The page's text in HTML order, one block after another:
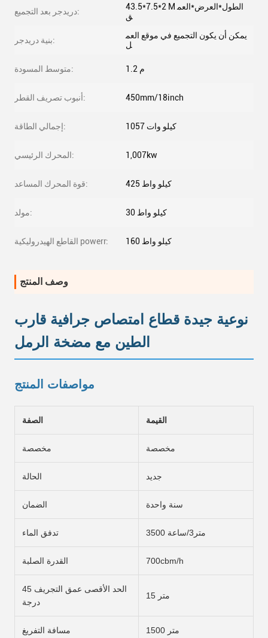
دريدجر بعد التجميع:
43.5*7.5*2 M الطول*العرض*العم
ق
بنية دريدجر:
يمكن أن يكون التجميع في موقع العم
ل
متوسط ​​المسودة: 1.2 م
أنبوب تصريف القطر: 450mm/18inch
إجمالي الطاقة: 1057 كيلو وات
المحرك الرئيسي: 1,007kw
قوة المحرك المساعد: 425 كيلو واط
مولد: 30 كيلو واط
القاطع الهيدروليكية powerr: 160 كيلو واط
وصف المنتج
نوعية جيدة قطاع امتصاص جرافية قارب
الطين مع مضخة الرمل
مواصفات المنتج
الصفة القيمة
مخصصة مخصصة
الحالة جديد
الضمان سنة واحدة
تدفق الماء 3500 متر3/ساعة
القدرة الصلبة 700cbm/h
الحد الأقصى عمق التجريف 45
درجة
15 متر
مسافة التفريغ 1500 متر